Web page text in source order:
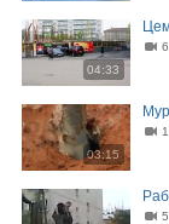
04:33
03:15